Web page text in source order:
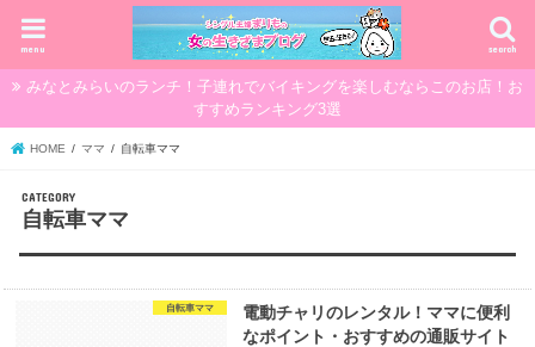
search
menu
みなとみらいのランチ！子連れでバイキングを楽しむならこのお店！お
すすめランキング3選
HOME ママ 自転車ママ
自転車ママ
自転車ママ
電動チャリのレンタル！ママに便利
なポイント・おすすめの通販サイト